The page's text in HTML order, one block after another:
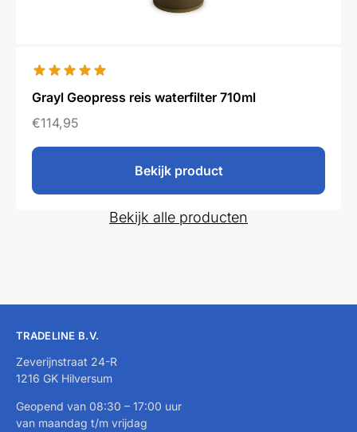
Grayl Geopress reis waterfilter 710ml
€114,95
Bekijk product
Bekijk alle producten
TRADELINE B.V.
Zeverijnstraat 24-R
1216 GK Hilversum
Geopend van 08:30 – 17:00 uur
van maandag t/m vrijdag